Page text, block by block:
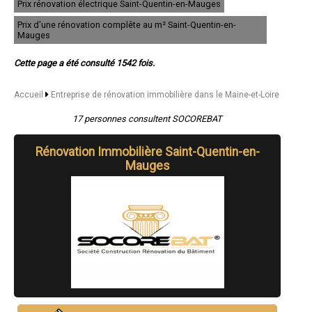
- Entreprise de rénovation immobilière à Sainte-Gemmes-sur-Loire
- Entreprise de rénovation immobilière à Écouflant
- Entreprise de rénovation immobilière à La Séguinière
- Entreprise de rénovation immobilière à Le Lion-d'Angers
- Entreprise de rénovation immobilière à Baugé
- Entreprise de rénovation immobilière à Brain-sur-l'Authion
- Entreprise de rénovation immobilière à Saint-Georges-sur-Loire
- Entreprise de rénovation immobilière à Jallais
- Entreprise de rénovation immobilière à Saint-Pierre-Montlimart
- Entreprise de rénovation immobilière à Seiches-sur-le-Loir
- Entreprise de rénovation immobilière à La Tessoualle
- Entreprise de rénovation immobilière à Maulévrier
- Entreprise de rénovation immobilière à Allonnes
- Entreprise de rénovation immobilière à Candé
- Entreprise de rénovation immobilière à Trémentines
- Entreprise de rénovation immobilière à Le Louroux-Béconnais
- Entreprise de rénovation immobilière à Saint-Florent-le-Vieil
- Entreprise de rénovation immobilière à Saint-André-de-la-Marche
Prix rénovation électrique Saint-Quentin-en-Mauges
Prix d'une rénovation complête au m² Saint-Quentin-en-
Mauges
Cette page a été consulté 1542 fois.
Accueil Entreprise de rénovation immobilière dans le Maine-et-Loire
17 personnes consultent SOCOREBAT
Rénovation Immobilière Saint-Quentin-en-
Mauges